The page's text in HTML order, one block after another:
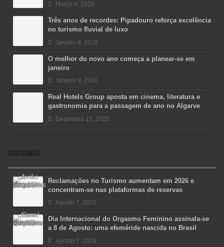
Março 6, 2026
Três anos de recordes: Pipadouro reforça excelência
no turismo fluvial de luxo
Janeiro 9, 2026
O melhor do novo ano começa a planear-se em
janeiro
Janeiro 9, 2026
Real Hotels Group aposta em cinema, literatura e
gastronomia para a passagem de ano no Algarve
Dezembro 15, 2025
SOCIEDADE
Reclamações no Turismo aumentam em 2026 e
concentram-se nas plataformas de reservas
Agosto 7, 2026
Dia Internacional do Orgasmo Feminino assinala-se
a 8 de Agosto: uma efeméride nascida no Brasil
Agosto 7, 2026